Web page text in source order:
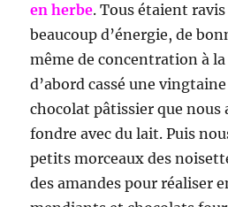
en herbe. Tous étaient
beaucoup d’énergie, de
même de concentration à
d’abord cassé une
chocolat pâtissier que nous
fondre avec du lait. Puis
petits morceaux des
des amandes pour réaliser